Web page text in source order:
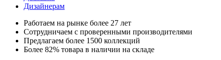
Дизайнерам
Работаем на рынке более 27 лет
Сотрудничаем с проверенными производителями
Предлагаем более 1500 коллекций
Более 82% товара в наличии на складе